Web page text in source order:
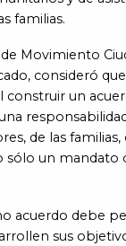
familias.
de Movimiento
consideró
un
de las familias,
sólo un mandato
acuerdo debe
sus